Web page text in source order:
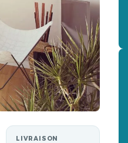
LIVRAISON